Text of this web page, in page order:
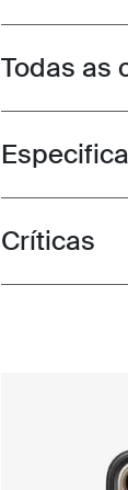
Todas as
Toggle overview
Críticas